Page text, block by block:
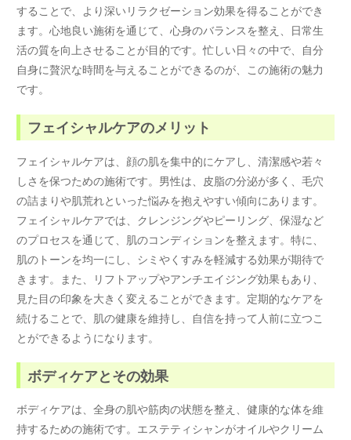
することで、より深いリラクゼーション効果を得ることができ
ます。心地良い施術を通じて、心身のバランスを整え、日常生
活の質を向上させることが目的です。忙しい日々の中で、自分
自身に贅沢な時間を与えることができるのが、この施術の魅力
です。
フェイシャルケアのメリット
フェイシャルケアは、顔の肌を集中的にケアし、清潔感や若々
しさを保つための施術です。男性は、皮脂の分泌が多く、毛穴
の詰まりや肌荒れといった悩みを抱えやすい傾向にあります。
フェイシャルケアでは、クレンジングやピーリング、保湿など
のプロセスを通じて、肌のコンディションを整えます。特に、
肌のトーンを均一にし、シミやくすみを軽減する効果が期待で
きます。また、リフトアップやアンチエイジング効果もあり、
見た目の印象を大きく変えることができます。定期的なケアを
続けることで、肌の健康を維持し、自信を持って人前に立つこ
とができるようになります。
ボディケアとその効果
ボディケアは、全身の肌や筋肉の状態を整え、健康的な体を維
持するための施術です。エステティシャンがオイルやクリーム